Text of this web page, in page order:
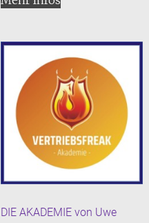
DIE AKADEMIE von Uwe